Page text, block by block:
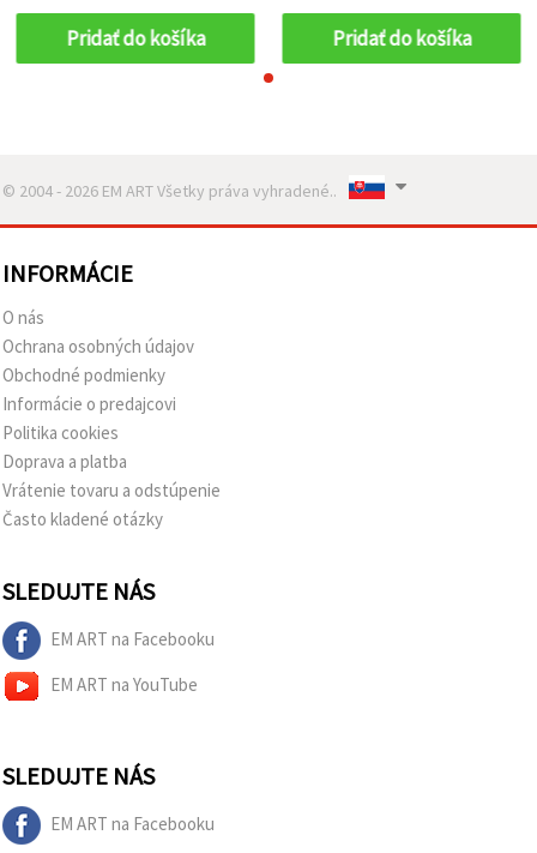
Pridať do košíka Pridať do košíka
© 2004 - 2026 EM ART Všetky práva vyhradené..
INFORMÁCIE
O nás
Ochrana osobných údajov
Obchodné podmienky
Informácie o predajcovi
Politika cookies
Doprava a platba
Vrátenie tovaru a odstúpenie
Často kladené otázky
SLEDUJTE NÁS
EM ART na Facebooku
EM ART na YouTube
SLEDUJTE NÁS
EM ART na Facebooku